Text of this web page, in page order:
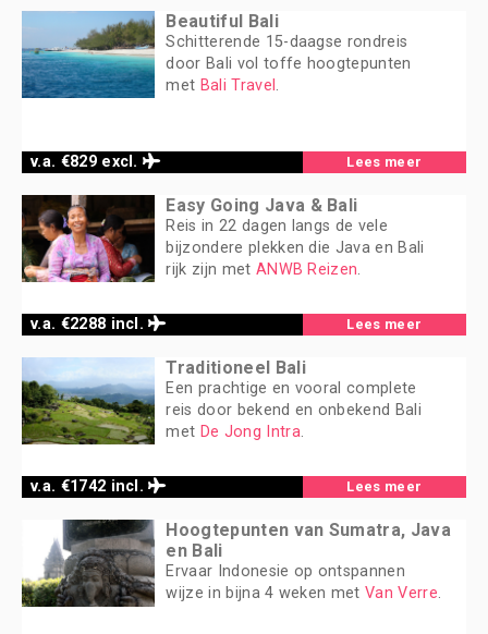
v.a. €829 excl.
Beautiful Bali
Schitterende 15-daagse rondreis
door Bali vol toffe hoogtepunten
met Bali Travel.
Lees meer
v.a. €2288 incl.
Easy Going Java & Bali
Reis in 22 dagen langs de vele
bijzondere plekken die Java en Bali
rijk zijn met ANWB Reizen.
Lees meer
v.a. €1742 incl.
Traditioneel Bali
Een prachtige en vooral complete
reis door bekend en onbekend Bali
met De Jong Intra.
Lees meer
Hoogtepunten van Sumatra, Java
en Bali
Ervaar Indonesie op ontspannen
wijze in bijna 4 weken metVan Verre.